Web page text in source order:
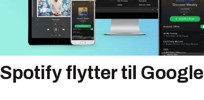
Spotify flytter til Google